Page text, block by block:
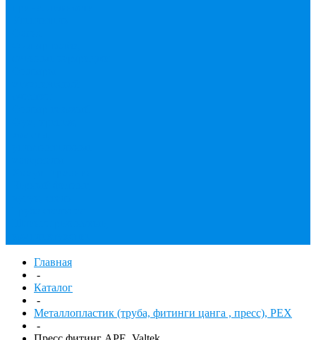
Главная
-
Каталог
-
Металлопластик (труба, фитинги цанга , пресс), PEX
-